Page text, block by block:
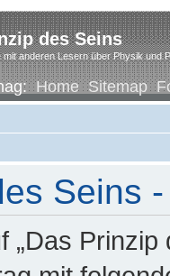
des Seins
mit anderen Lesern über Physik und
Home Sitemap
Seins
„Das